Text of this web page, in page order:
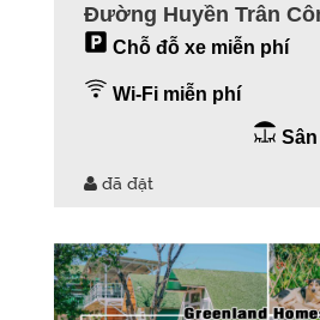
Đường Huyền Trân
Chỗ đỗ xe miễn phí
Wi-Fi miễn phí
đã đặt